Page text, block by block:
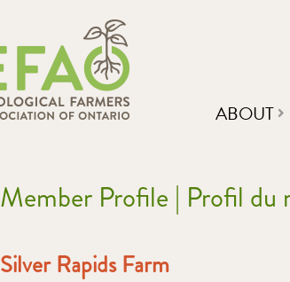
ABOUT
Member Profile | Profil du
Silver Rapids Farm